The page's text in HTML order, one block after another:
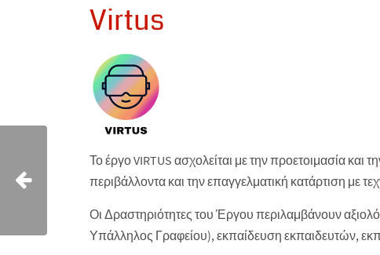
Virtus
Το έργο VIRTUS ασχολείται με την προετοιμασία
περιβάλλοντα και την επαγγελματική κατάρτιση με
Οι Δραστηριότητες του Έργου περιλαμβάνουν
Υπάλληλος Γραφείου), εκπαίδευση εκπαιδευτών,